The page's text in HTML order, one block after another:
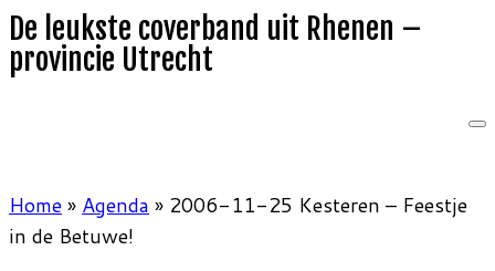
De leukste coverband uit Rhenen –
provincie Utrecht
Home» Agenda » 2006-11-25 Kesteren – Feestje
in de Betuwe!